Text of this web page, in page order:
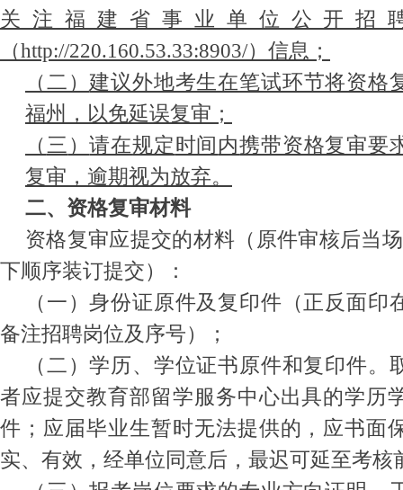
关注福建省事业单位公开招
（http://220.160.53.33:8903/）信息 ；
（二） 建议外地考生在笔试环节将资格
福州，以免延误复审；
（ 三 ）请在规定时间内携带资格复审要
复审 ， 逾期视为放弃。
二、资格复审材料
资格复审应提交的材料（原件审核后当场
下顺序装订提交）：
（一）身份证原件及复印件（正反面印
备注招聘岗位及序号）
；
（二）学历、学位证书原件和复印件。
者应提交教育部留学服务中心出具的学历
件；应届毕业生暂时无法提供的，应书面
实、有效，经单位同意后，最迟可延至考核